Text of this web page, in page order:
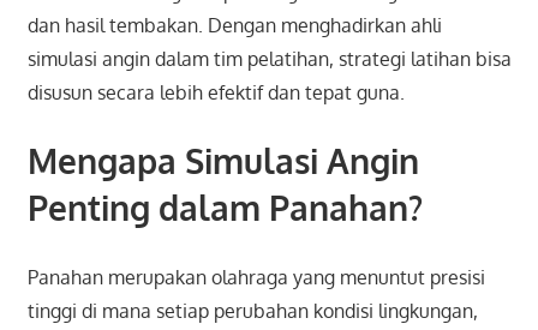
dan hasil tembakan. Dengan menghadirkan ahli
simulasi angin dalam tim pelatihan, strategi latihan bisa
disusun secara lebih efektif dan tepat guna.
Mengapa Simulasi Angin
Penting dalam Panahan?
Panahan merupakan olahraga yang menuntut presisi
tinggi di mana setiap perubahan kondisi lingkungan,